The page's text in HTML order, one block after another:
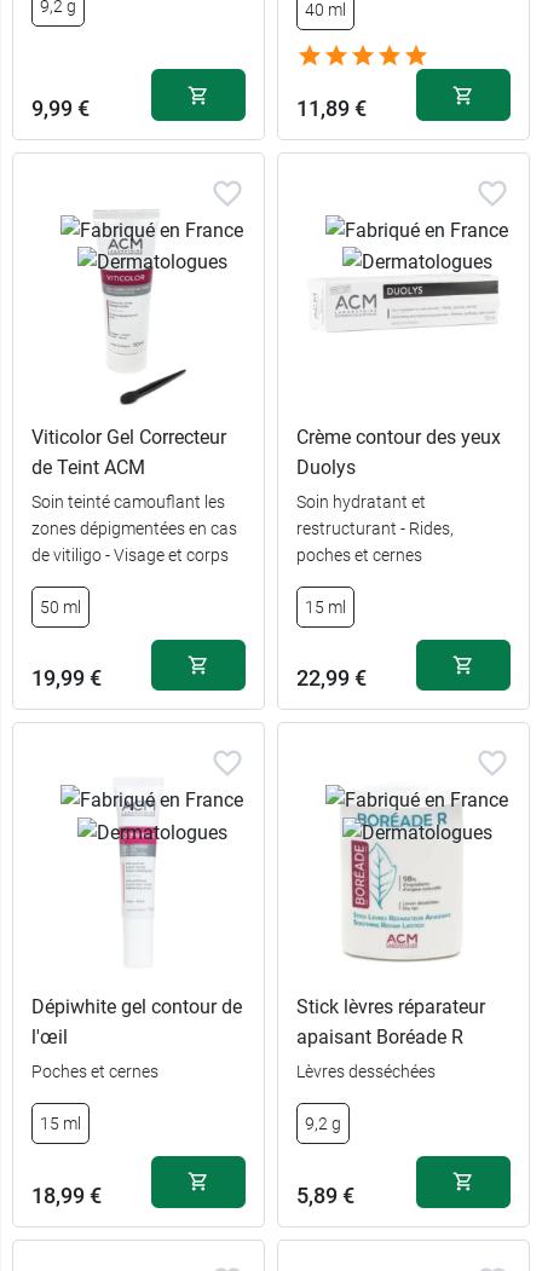
200 ml
11,49 €
200 ml
9,2 g
9,99 €
40 ml
11,89 €
Viticolor Gel Correcteur
de Teint ACM
Soin teinté camouflant les
zones dépigmentées en cas
de vitiligo - Visage et corps
50 ml
19,99 €
Crème contour des yeux
Duolys
Soin hydratant et
restructurant - Rides,
poches et cernes
15 ml
22,99 €
Dépiwhite gel contour de
l'œil
Poches et cernes
15 ml
18,99 €
Stick lèvres réparateur
apaisant Boréade R
Lèvres desséchées
9,2 g
5,89 €